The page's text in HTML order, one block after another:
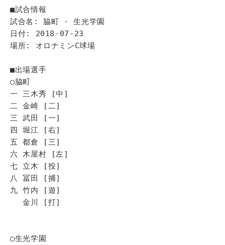
■試合情報
試合名: 脇町 - 生光学園
日付: 2018-07-23
場所: オロナミンC球場
■出場選手
◯脇町
一 三木秀 [中]
二 金崎 [二]
三 武田 [一]
四 堀江 [右]
五 都倉 [三]
六 木屋村 [左]
七 立木 [投]
八 冨田 [捕]
九 竹内 [遊]
金川 [打]
◯生光学園